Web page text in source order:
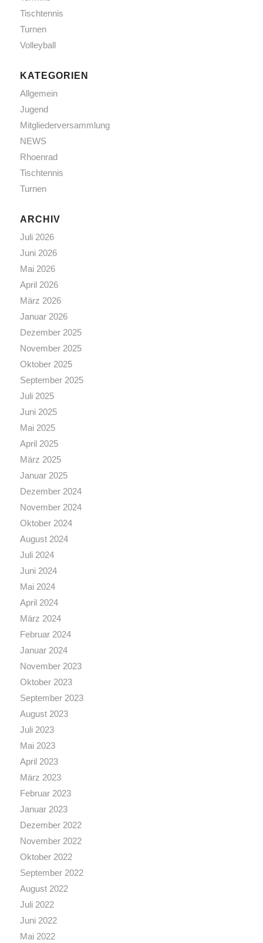
Tischtennis
Turnen
Volleyball
KATEGORIEN
Allgemein
Jugend
Mitgliederversammlung
NEWS
Rhoenrad
Tischtennis
Turnen
ARCHIV
Juli 2026
Juni 2026
Mai 2026
April 2026
März 2026
Januar 2026
Dezember 2025
November 2025
Oktober 2025
September 2025
Juli 2025
Juni 2025
Mai 2025
April 2025
März 2025
Januar 2025
Dezember 2024
November 2024
Oktober 2024
August 2024
Juli 2024
Juni 2024
Mai 2024
April 2024
März 2024
Februar 2024
Januar 2024
November 2023
Oktober 2023
September 2023
August 2023
Juli 2023
Mai 2023
April 2023
März 2023
Februar 2023
Januar 2023
Dezember 2022
November 2022
Oktober 2022
September 2022
August 2022
Juli 2022
Juni 2022
Mai 2022